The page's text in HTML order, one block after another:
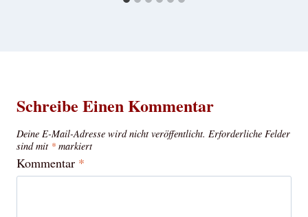
Schreibe Einen Kommentar
Deine E-Mail-Adresse wird nicht veröffentlicht. Erforderliche Felder
sind mit * markiert
Kommentar *